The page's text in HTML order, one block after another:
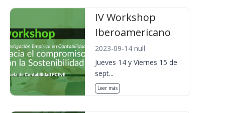
IV Workshop
Iberoamericano
2023-09-14 null
Jueves 14 y Viernes 15 de
sept...
Leer más